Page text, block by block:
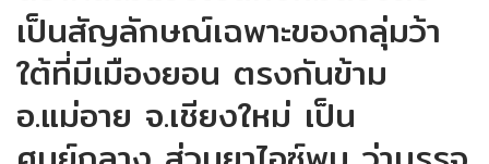
เป็นสัญลักษณ์เฉพาะของกลุ่มว้า
ใต้ที่มีเมืองยอน ตรงกันข้าม
อ.แม่อาย จ.เชียงใหม่ เป็น